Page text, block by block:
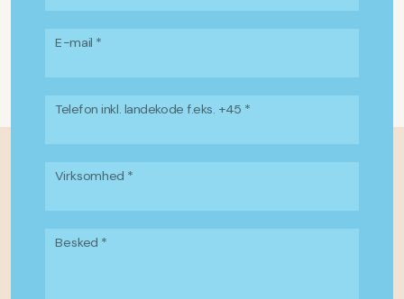
E-mail *
Telefon inkl. landekode f.eks. +45 *
Virksomhed *
Besked *